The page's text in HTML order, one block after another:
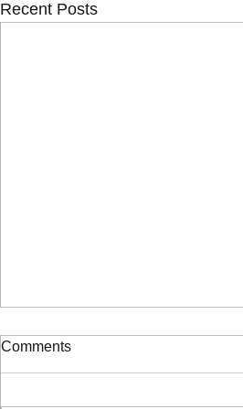
Recent Posts
ΠΙΝΑΚΑΣ ΚΑΤΑΞΗΣ ΣΟΧ
2/2026
Comments